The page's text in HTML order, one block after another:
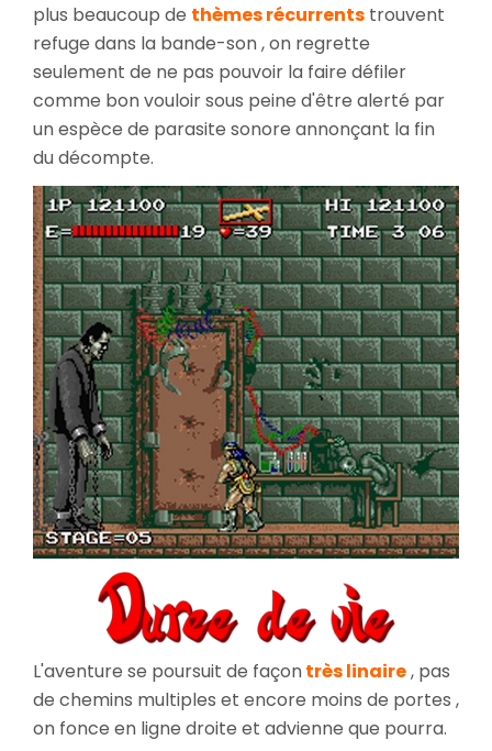
plus beaucoup de thèmes récurrents trouvent
refuge dans la bande-son , on regrette
seulement de ne pas pouvoir la faire défiler
comme bon vouloir sous peine d'être alerté par
un espèce de parasite sonore annonçant la fin
du décompte.
L'aventure se poursuit de façontrès linaire, pas
de chemins multiples et encore moins de portes ,
on fonce en ligne droite et advienne que pourra.